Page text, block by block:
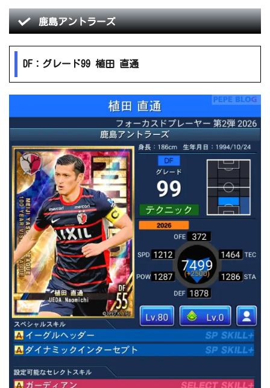
鹿島アントラーズ
DF：グレード99 植田 直通